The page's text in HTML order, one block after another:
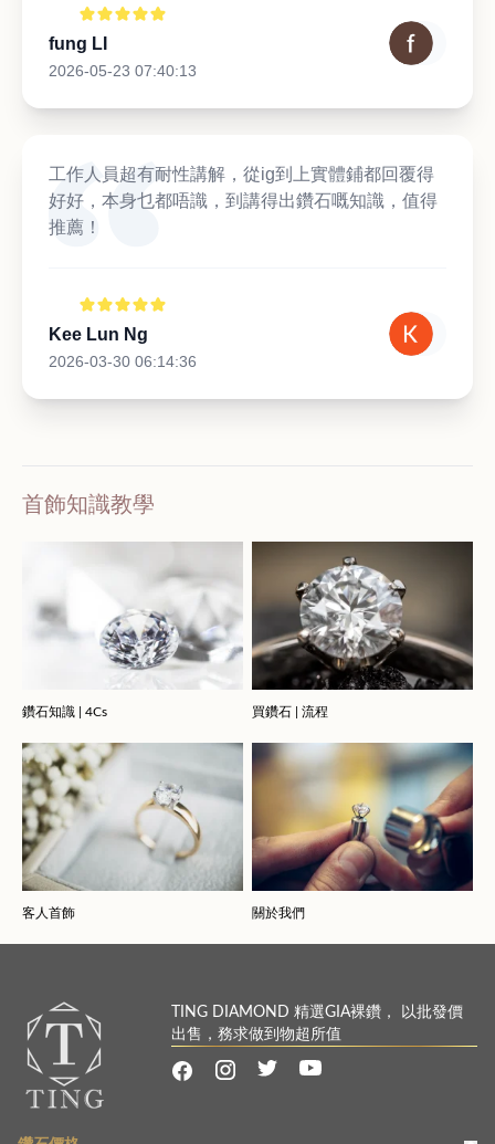
fung LI
2026-05-23 07:40:13
工作人員超有耐性講解，從ig到上實體鋪都回覆得
好好，本身乜都唔識，到講得出鑽石嘅知識，值得
推薦！
Kee Lun Ng
2026-03-30 06:14:36
首飾知識教學
鑽石知識 | 4Cs 買鑽石 | 流程
客人首飾 關於我們
TING DIAMOND 精選GIA裸鑽， 以批發價
出售，務求做到物超所值